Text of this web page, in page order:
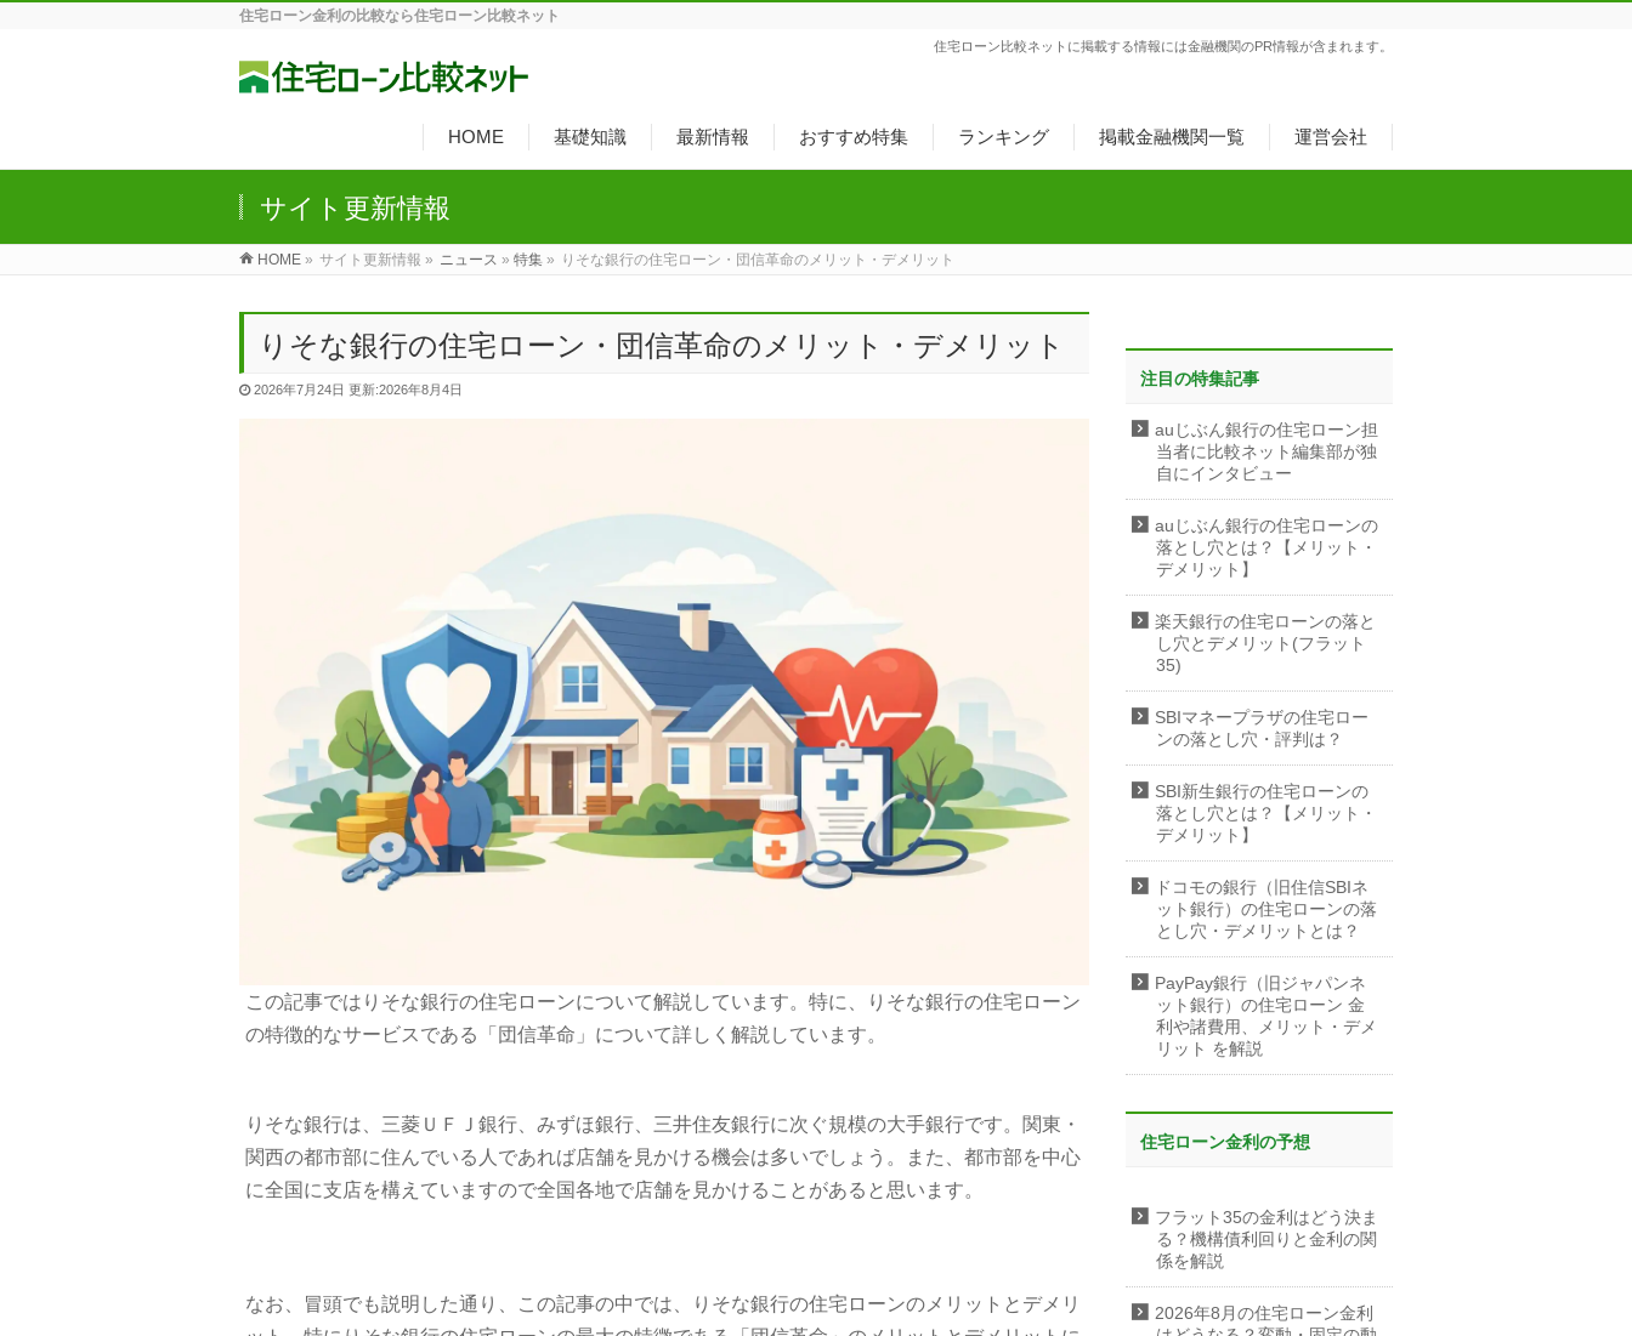
住宅ローン金利の比較なら住宅ローン比較ネット
HOME 基礎知識 最新情報 おすすめ特集 ランキング 掲載金融機関一覧 運営会社
住宅ローン比較ネットに掲載する情報には金融機関のPR情報が含まれます。
サイト更新情報
HOME » サイト更新情報 » ニュース » 特集 » りそな銀行の住宅ローン・団信革命のメリット・デメリット
りそな銀行の住宅ローン・団信革命のメリット・デメリット
2026年7月24日 更新:2026年8月4日
この記事ではりそな銀行の住宅ローンについて解説しています。特に、りそな銀行の住宅ローン
の特徴的なサービスである「団信革命」について詳しく解説しています。
りそな銀行は、三菱ＵＦＪ銀行、みずほ銀行、三井住友銀行に次ぐ規模の大手銀行です。関東・
関西の都市部に住んでいる人であれば店舗を見かける機会は多いでしょう。また、都市部を中心
に全国に支店を構えていますので全国各地で店舗を見かけることがあると思います。
なお、冒頭でも説明した通り、この記事の中では、りそな銀行の住宅ローンのメリットとデメリ
注目の特集記事
auじぶん銀行の住宅ローン担
当者に比較ネット編集部が独
自にインタビュー
auじぶん銀行の住宅ローンの
落とし穴とは？【メリット・
デメリット】
楽天銀行の住宅ローンの落と
し穴とデメリット(フラット
35)
SBIマネープラザの住宅ロー
ンの落とし穴・評判は？
SBI新生銀行の住宅ローンの
落とし穴とは？【メリット・
デメリット】
ドコモの銀行（旧住信SBIネ
ット銀行）の住宅ローンの落
とし穴・デメリットとは？
PayPay銀行（旧ジャパンネ
ット銀行）の住宅ローン 金
利や諸費用、メリット・デメ
リット を解説
住宅ローン金利の予想
フラット35の金利はどう決ま
る？機構債利回りと金利の関
係を解説
2026年8月の住宅ローン金利